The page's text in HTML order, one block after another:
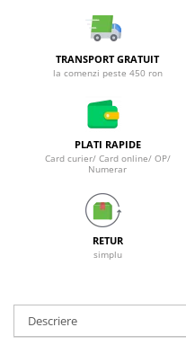
Lemn/ parchet/ laminat
Piatra naturala/ placi
Universal
Balsam de rufe
Aditivi spalare
Detergent de rufe
Parfum rufe
Detergenti ultraconcentrati
Dezinfectanti, igienizanti
Intretinere incaltaminte
Set mop + galeata
Perii diverse
Raclete geam
Bureti canelati
Bureti metalici
Bureti universali
Accesorii baie si bucatarie
TRANSPORT GRATUIT
la comenzi peste 450 ron
PLATI RAPIDE
Card curier/ Card online/ OP/
Numerar
RETUR
simplu
Descriere